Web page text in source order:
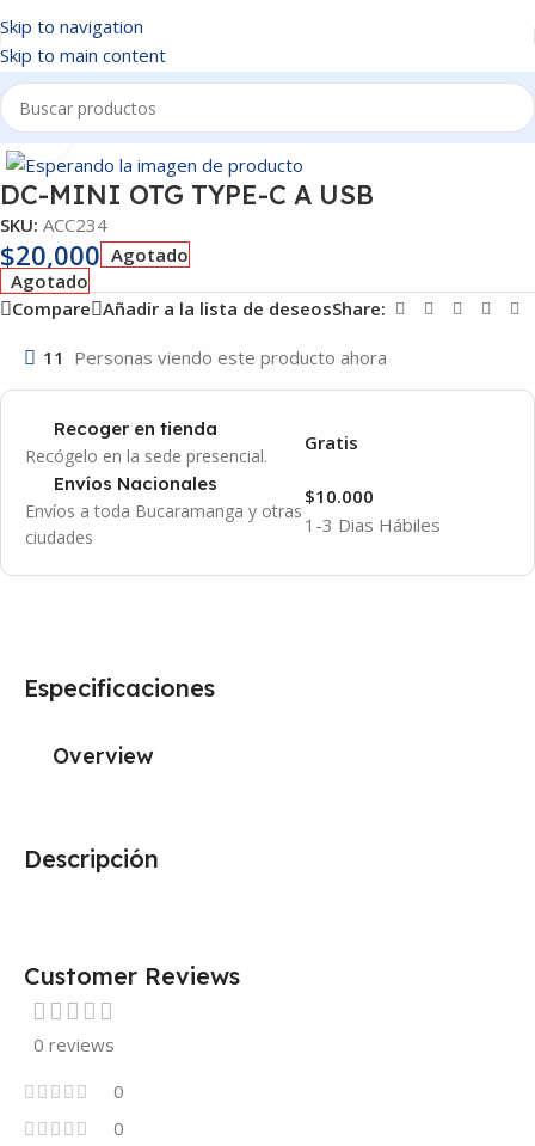
Skip to navigation
Skip to main content
Inicio/ACCESORIOS
Click to enlarge
DC-MINI OTG TYPE-C A USB
SKU: ACC234
$20,000 Agotado
Agotado
Compare Añadir a la lista de deseosShare:
11 Personas viendo este producto ahora
Recoger en tienda
Recógelo en la sede presencial.
Gratis
Envíos Nacionales
Envíos a toda Bucaramanga y otras
ciudades
1-3 Dias Hábiles
$10.000
Descripción
Especificaciones
Overview
Customer Reviews
0 reviews
0
0